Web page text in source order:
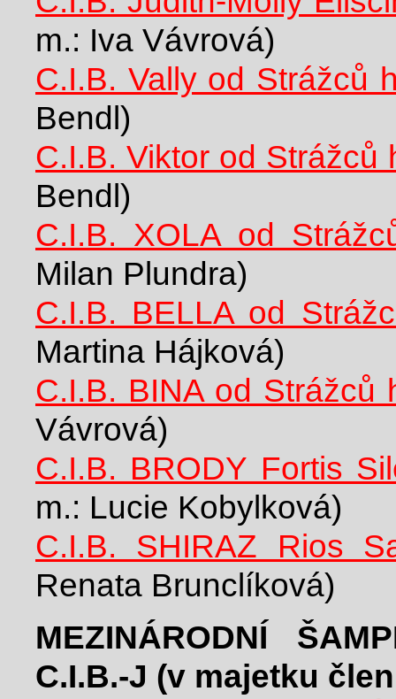
m.: Iva Vávrová)
C.I.B. Vally od Strážců
Bendl)
C.I.B. Viktor od Strážců
Bendl)
C.I.B. XOLA od
Milan Plundra)
C.I.B. BELLA od
Martina Hájková)
C.I.B. BINA od Strážců
Vávrová)
C.I.B. BRODY Fortis
m.: Lucie Kobylková)
C.I.B. SHIRAZ Rios
Renata Brunclíková)
MEZINÁRODNÍ
C.I.B.-J (v majetku